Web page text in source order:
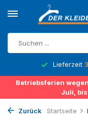
Lieferzeit
Betriebsferien
Juli,
Zurück Startseite